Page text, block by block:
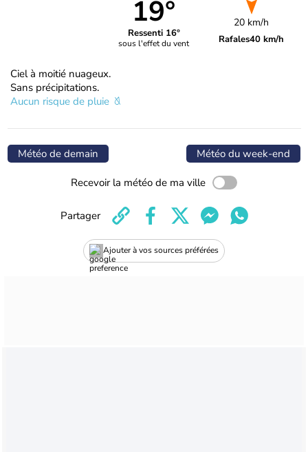
19°
Ressenti 16°
sous l'effet du vent
20 km/h
Rafales40 km/h
Ciel à moitié nuageux.
Sans précipitations.
Aucun risque de pluie
Météo de demain Météo du week-end
Recevoir la météo de ma ville
Ajouter à vos sources préférées
Partager